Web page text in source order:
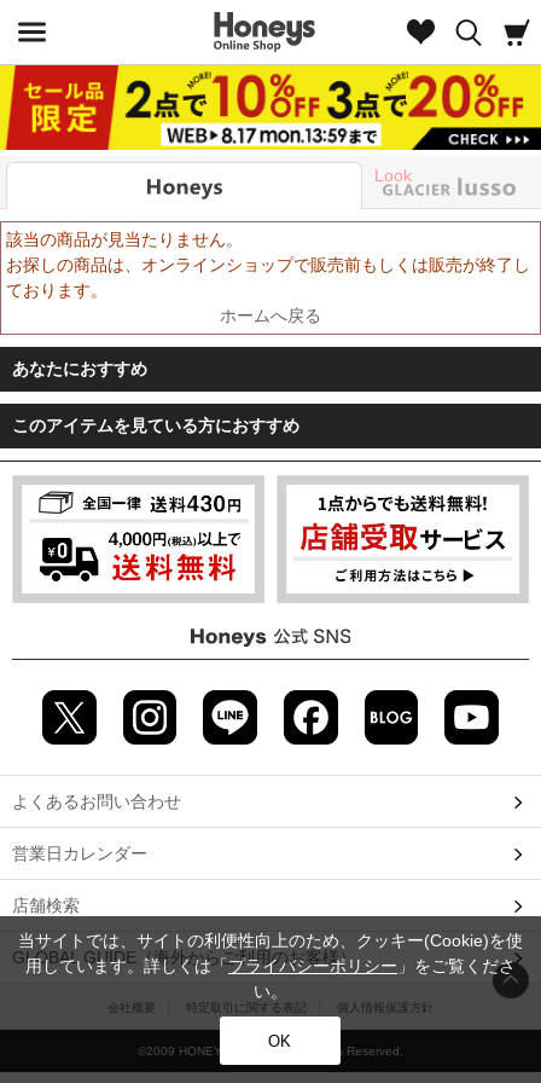
Look
該当の商品が見当たりません。
お探しの商品は、オンラインショップで販売前もしくは販売が終了し
ております。
ホームへ戻る
あなたにおすすめ
このアイテムを見ている方におすすめ
よくあるお問い合わせ
営業日カレンダー
店舗検索
GLOBAL GUIDE（海外からご利用のお客様）
会社概要 特定取引に関する表記 個人情報保護方針
©2009 HONEYS CO., LTD. All Rights Reserved.
当サイトでは、サイトの利便性向上のため、クッキー(Cookie)を使
用しています。詳しくは「プライバシーポリシー 」をご覧くださ
い。
OK